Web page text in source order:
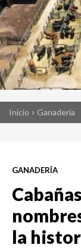
Inicio Ganadería
GANADERÍA
la